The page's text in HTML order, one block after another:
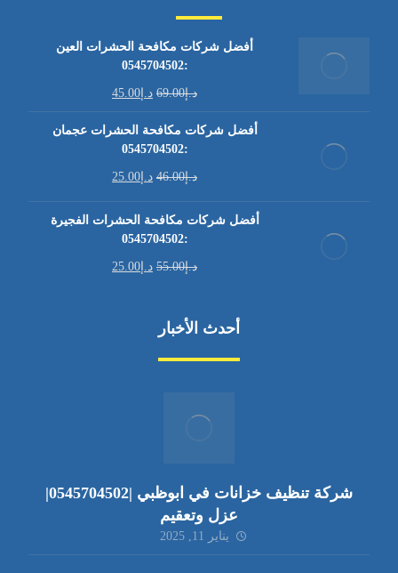
أفضل شركات مكافحة الحشرات العين
:0545704502
د.إ69.00 د.إ 45.00
أفضل شركات مكافحة الحشرات عجمان
:0545704502
د.إ46.00 د.إ 25.00
أفضل شركات مكافحة الحشرات الفجيرة
:0545704502
د.إ55.00 د.إ 25.00
أحدث الأخبار
شركة تنظيف خزانات في ابوظبي |0545704502|
عزل وتعقيم
يناير 11, 2025